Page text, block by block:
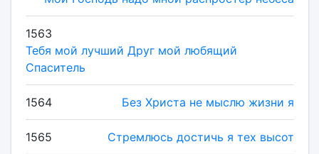
1563
Тебя мой лучший Друг мой любящий
Спаситель
1564 Без Христа не мыслю жизни я
1565 Стремлюсь достичь я тех высот